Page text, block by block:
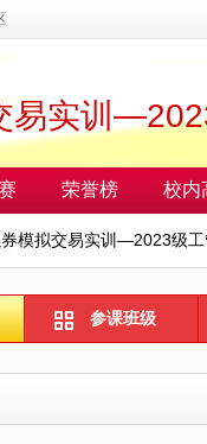
易实训
荣誉榜 校内
模拟交易实训—2023级
参课班级